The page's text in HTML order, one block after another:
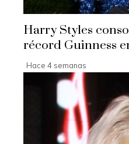
Harry Styles
récord Guinness
Hace 4 semanas